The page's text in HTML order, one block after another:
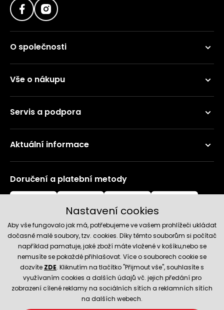
O společnosti
Vše o nákupu
Servis a podpora
Aktuální informace
Doručení a platební metody
Spolehlivý obchod
Nastavení cookies
Aby vše fungovalo jak má, potřebujeme ve vašem prohlížeči ukládat
dočasně malé soubory, tzv. cookies. Díky těmto souborům si počítač
například pamatuje, jaké zboží máte vložené v košíku,nebo se
nemusíte se pokaždé přihlašovat. Více o souborech cookie se
dozvíte ZDE. Kliknutím na tlačítko "Přijmout vše", souhlasíte s
využívaním cookies a dalších údajů vč. jejich předání pro
zobrazení cílené reklamy na sociálních sítích a reklamních sítích
na dalších webech.